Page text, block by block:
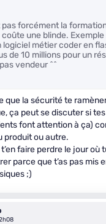
pas forcément la
une blinde.
logiciel métier coder en
de 10 millions pour un
vendeur ^^
que la sécurité te
ça peut se discuter si
font attention à ça)
produit ou autre.
faire perdre le jour où
parce que t’as pas mis
;)